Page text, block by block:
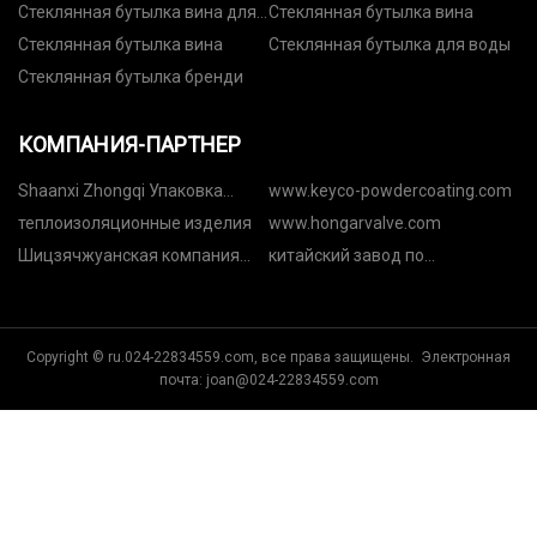
Стеклянная бутылка вина для
водки
Стеклянная бутылка вина
Стеклянная бутылка вина
Стеклянная бутылка для воды
Стеклянная бутылка бренди
КОМПАНИЯ-ПАРТНЕР
Shaanxi Zhongqi Упаковка
Пластик Co., Ltd.
www.keyco-powdercoating.com
теплоизоляционные изделия
www.hongarvalve.com
Шицзячжуанская компания
китайский завод по
Copyright © ru.024-22834559.com, все права защищены. Электронная
почта: joan@024-22834559.com